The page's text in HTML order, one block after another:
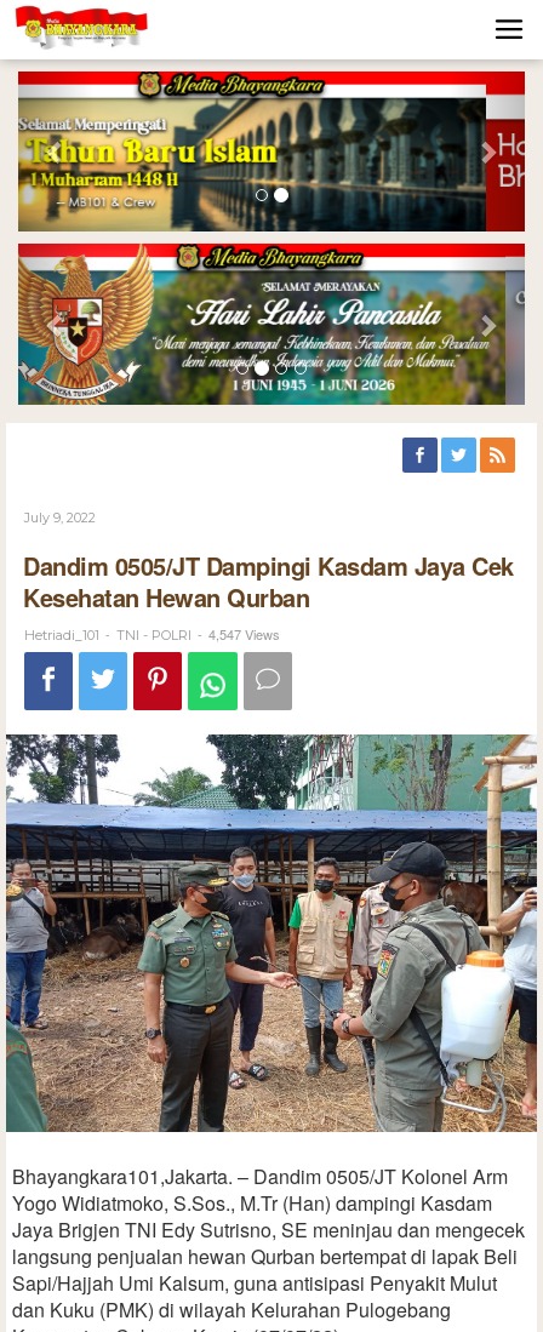
Previous Next
Previous Next
July 9, 2022
Dandim 0505/JT Dampingi Kasdam Jaya Cek
Kesehatan Hewan Qurban
Hetriadi_101 - TNI - POLRI - 4,547 Views
Bhayangkara101,Jakarta. – Dandim 0505/JT Kolonel Arm
Yogo Widiatmoko, S.Sos., M.Tr (Han) dampingi Kasdam
Jaya Brigjen TNI Edy Sutrisno, SE meninjau dan mengecek
langsung penjualan hewan Qurban bertempat di lapak Beli
Sapi/Hajjah Umi Kalsum, guna antisipasi Penyakit Mulut
dan Kuku (PMK) di wilayah Kelurahan Pulogebang